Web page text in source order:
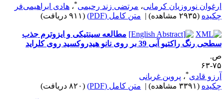
نوروزیان کرمانی،مرتضی زند رحیمی ،هادی ابراهیمی‌فر
(۲۹۳۵ مشاهده) | متن کامل (PDF) (۹۱۱ دریافت)
مطالعه سینتیکی و ایزوترم جذب
رنگ راکتیو آبی 39 بر روی نانو هیدروکسید روی کلراید
۶۳
قادی ،پروین غربانی
(۳۳۹۱ مشاهده) | متن کامل (PDF) (۸۲۰ دریافت)